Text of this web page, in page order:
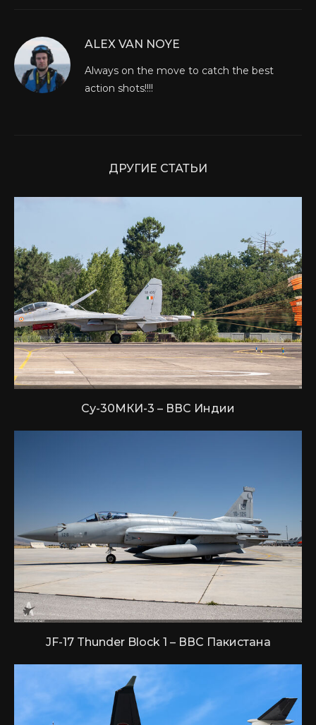
ALEX VAN NOYE
Always on the move to catch the best
action shots!!!!
ДРУГИЕ СТАТЬИ
Су-30МКИ-3 – ВВС Индии
JF-17 Thunder Block 1 – ВВС Пакистана